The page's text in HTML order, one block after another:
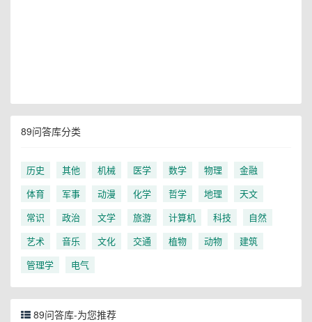
89问答库分类
历史 其他 机械 医学 数学 物理
金融
体育
军事 动漫 化学 哲学 地理
天文
常识
政治 文学 旅游 计算机 科技
自然
艺术
音乐 文化 交通 植物 动物
建筑
管理学
电气
89问答库-为您推荐